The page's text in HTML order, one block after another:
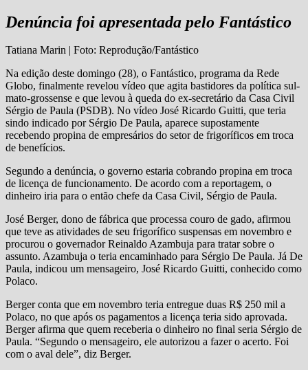
Denúncia foi apresentada pelo Fantástico
Tatiana Marin | Foto: Reprodução/Fantástico
Na edição deste domingo (28), o Fantástico, programa da Rede
Globo, finalmente revelou vídeo que agita bastidores da política sul-
mato-grossense e que levou à queda do ex-secretário da Casa Civil
Sérgio de Paula (PSDB). No vídeo José Ricardo Guitti, que teria
sindo indicado por Sérgio De Paula, aparece supostamente
recebendo propina de empresários do setor de frigoríficos em troca
de benefícios.
Segundo a denúncia, o governo estaria cobrando propina em troca
de licença de funcionamento. De acordo com a reportagem, o
dinheiro iria para o então chefe da Casa Civil, Sérgio de Paula.
José Berger, dono de fábrica que processa couro de gado, afirmou
que teve as atividades de seu frigorífico suspensas em novembro e
procurou o governador Reinaldo Azambuja para tratar sobre o
assunto. Azambuja o teria encaminhado para Sérgio De Paula. Já De
Paula, indicou um mensageiro, José Ricardo Guitti, conhecido como
Polaco.
Berger conta que em novembro teria entregue duas R$ 250 mil a
Polaco, no que após os pagamentos a licença teria sido aprovada.
Berger afirma que quem receberia o dinheiro no final seria Sérgio de
Paula. “Segundo o mensageiro, ele autorizou a fazer o acerto. Foi
com o aval dele”, diz Berger.